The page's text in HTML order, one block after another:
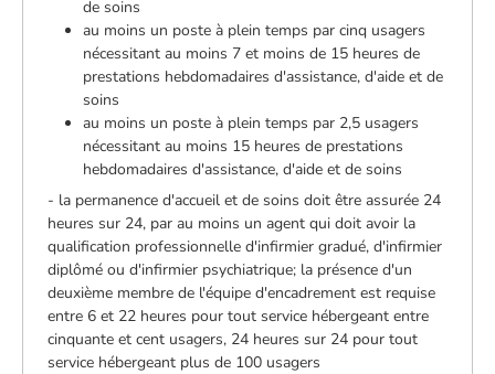
de soins
au moins un poste à plein temps par cinq usagers
nécessitant au moins 7 et moins de 15 heures de
prestations hebdomadaires d'assistance, d'aide et de
soins
au moins un poste à plein temps par 2,5 usagers
nécessitant au moins 15 heures de prestations
hebdomadaires d'assistance, d'aide et de soins
- la permanence d'accueil et de soins doit être assurée 24
heures sur 24, par au moins un agent qui doit avoir la
qualification professionnelle d'infirmier gradué, d'infirmier
diplômé ou d'infirmier psychiatrique; la présence d'un
deuxième membre de l'équipe d'encadrement est requise
entre 6 et 22 heures pour tout service hébergeant entre
cinquante et cent usagers, 24 heures sur 24 pour tout
service hébergeant plus de 100 usagers